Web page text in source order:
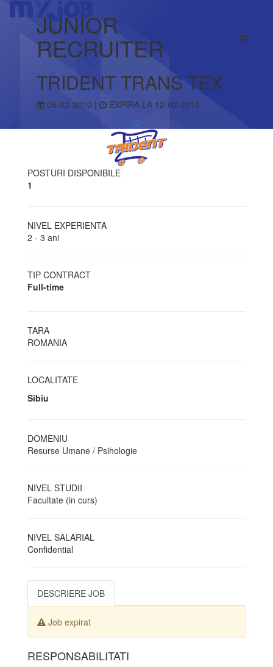
JUNIOR
RECRUITER
TRIDENT TRANS TEX
06-02-2010 | EXPIRA LA 12-02-2010
POSTURI DISPONIBILE
1
NIVEL EXPERIENTA
2 - 3 ani
TIP CONTRACT
Full-time
TARA
ROMANIA
LOCALITATE
Sibiu
DOMENIU
Resurse Umane / Psihologie
NIVEL STUDII
Facultate (in curs)
NIVEL SALARIAL
Confidential
DESCRIERE JOB
Job expirat
RESPONSABILITATI